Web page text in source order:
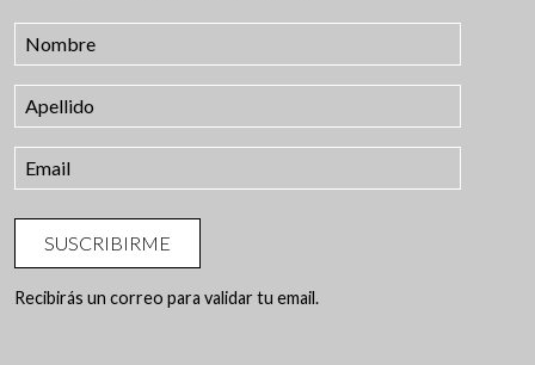
SUSCRIBIRME
Recibirás un correo para validar tu email.